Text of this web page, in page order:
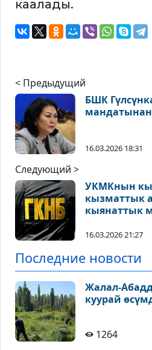
каалады.
< Предыдущий
БШК
16.03.2026 18:31
Следующий >
УКМКнын
кызматтык
кыянаттык
16.03.2026 21:27
Последние новости
Жалал-
куурай
1264